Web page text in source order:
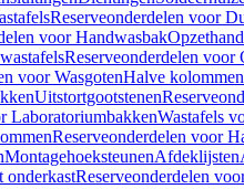
Reserveonderdelen voor
voor Handwasbak
Reserveonderdelen voor
voor WasgotenHalve kolommen
Uitstortgootstenen
LaboratoriumbakkenWastafels
Reserveonderdelen voor
MontagehoeksteunenAfdeklijsten
onderkastReserveonderdelen